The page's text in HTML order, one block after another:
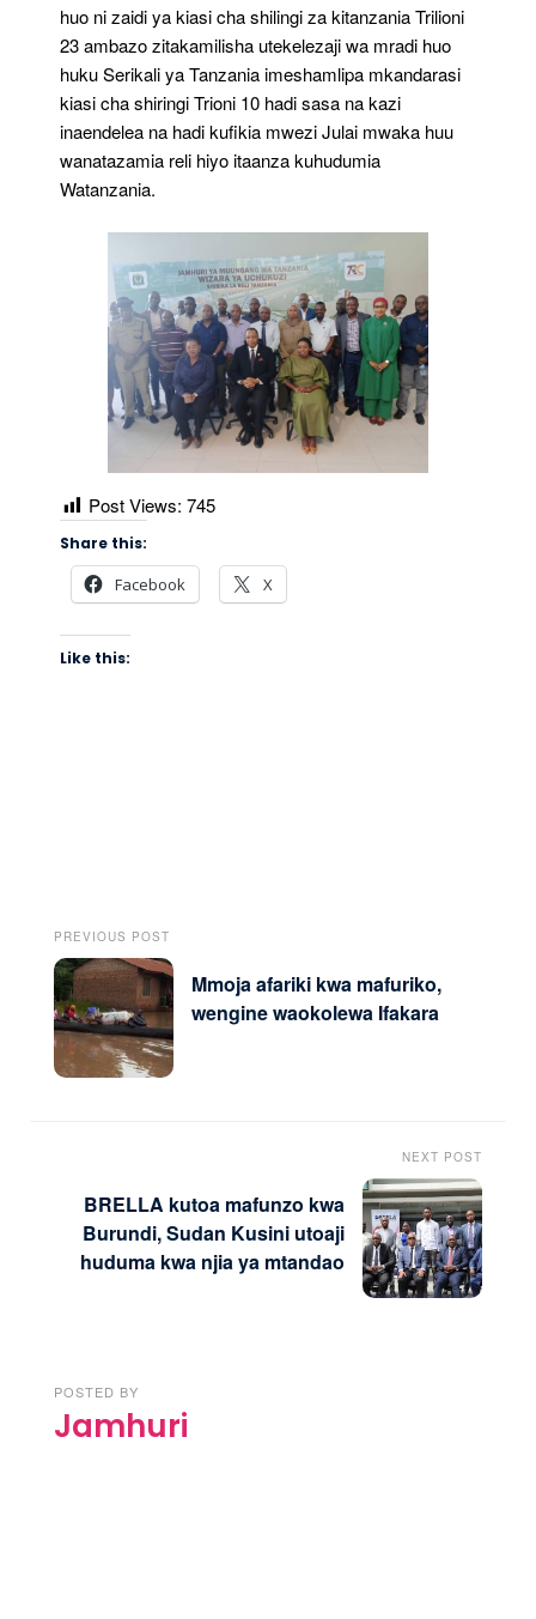
huo ni zaidi ya kiasi cha shilingi za kitanzania Trilioni
23 ambazo zitakamilisha utekelezaji wa mradi huo
huku Serikali ya Tanzania imeshamlipa mkandarasi
kiasi cha shiringi Trioni 10 hadi sasa na kazi
inaendelea na hadi kufikia mwezi Julai mwaka huu
wanatazamia reli hiyo itaanza kuhudumia
Watanzania.
Post Views: 745
Share this:
Facebook X
Like this:
PREVIOUS POST
Mmoja afariki kwa mafuriko,
wengine waokolewa Ifakara
NEXT POST
BRELLA kutoa mafunzo kwa
Burundi, Sudan Kusini utoaji
huduma kwa njia ya mtandao
POSTED BY
Jamhuri